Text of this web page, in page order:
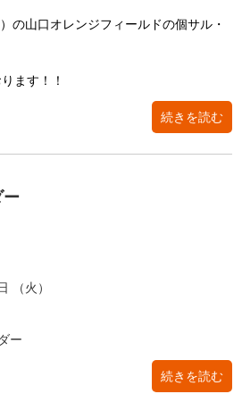
の山口オレンジフィールドの個サル・
ます！！
続きを読む
（火）
ー
続きを読む